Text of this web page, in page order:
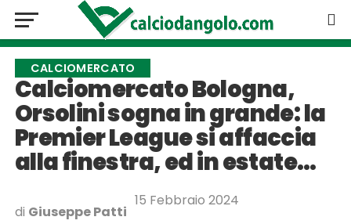
CALCIOMERCATO
Calciomercato Bologna,
Orsolini sogna in grande: la
Premier League si affaccia
alla finestra, ed in estate…
di Giuseppe Patti
15 Febbraio 2024